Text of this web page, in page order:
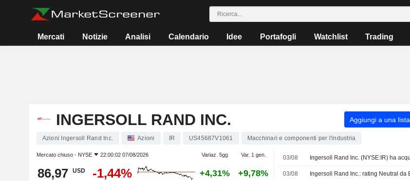
Mercati Notizie Analisi Calendario Idee Portafogli Watchlist Trading
INGERSOLL RAND INC. Aggiungi a una lista
Azioni Ingersoll Rand Inc. Azioni IR US45687V1061 Macchinari e componenti per l'industria
Mercato chiuso - NYSE 22:00:02 07/08/2026 Variaz. 5gg Var. 1 gen.
86,97 USD -1,44% +4,31% +9,78%
03/08
03/08